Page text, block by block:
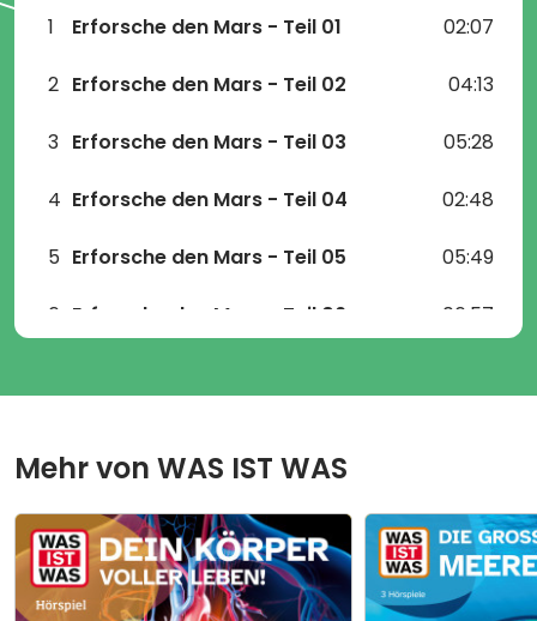
1 Erforsche den Mars - Teil 01 02:07
2 Erforsche den Mars - Teil 02 04:13
3 Erforsche den Mars - Teil 03 05:28
4 Erforsche den Mars - Teil 04 02:48
5 Erforsche den Mars - Teil 05 05:49
6 Erforsche den Mars - Teil 06 06:57
9 Erforsche den Mars - Teil 09
10 Erforsche den Mars - Teil 10 06:01
11 Erforsche den Mars - Teil 11 05:38
Mehr von WAS IST WAS